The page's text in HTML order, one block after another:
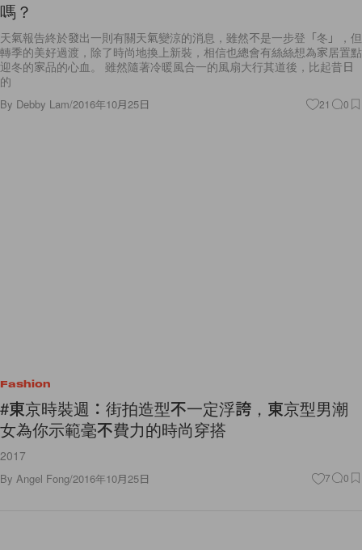
天氣報告終於發出一則有關天氣變涼的消息，雖然不是一步登「冬」，但
迎冬的家品的心血。 雖然隨著冷暖風合一的風扇大行其道後，比起昔日
的
By
#東京時裝週：街拍造型不一定浮誇，東京型男潮
女為你示範毫不費力的時尚穿搭
2017
ByAngel Fong